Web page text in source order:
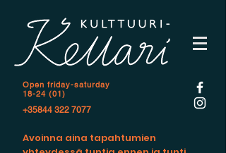
Open friday-saturday
18-24 (01)
+35844 322 7077
Avoinna aina tapahtumien